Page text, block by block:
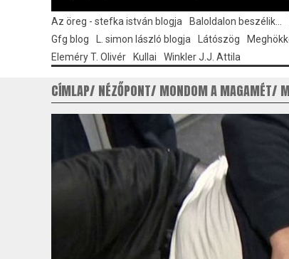
Az öreg - stefka istván blogja Baloldalon beszélik...
Gfg blog
L. simon lászló blogja Látószög
Eleméry T. Olivér
Kullai Winkler J.J. Attila
CÍMLAP NÉZŐPONT MONDOM A MAGAMÉT